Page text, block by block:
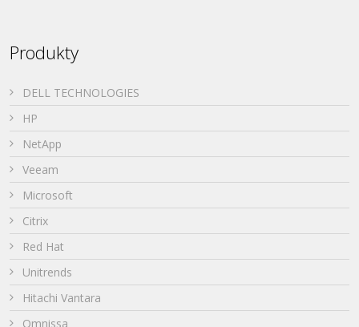
Produkty
DELL TECHNOLOGIES
HP
NetApp
Veeam
Microsoft
Citrix
Red Hat
Unitrends
Hitachi Vantara
Omnissa